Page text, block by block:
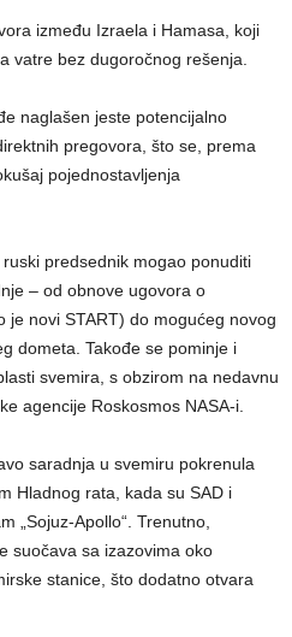
između Izraela i Hamasa, koji
vatre bez dugoročnog rešenja.
naglašen jeste potencijalno
pregovora, što se, prema
pojednostavljenja
predsednik mogao ponuditi
– od obnove ugovora o
je novi START) do mogućeg novog
dometa. Takođe se pominje i
svemira, s obzirom na nedavnu
agencije Roskosmos NASA-i.
saradnja u svemiru pokrenula
Hladnog rata, kada su SAD i
„Sojuz-Apollo“. Trenutno,
suočava sa izazovima oko
stanice, što dodatno otvara